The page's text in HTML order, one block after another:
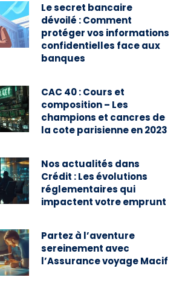
Le secret bancaire
dévoilé : Comment
protéger vos informations
confidentielles face aux
banques
CAC 40 : Cours et
composition – Les
champions et cancres de
la cote parisienne en 2023
Nos actualités dans
Crédit : Les évolutions
réglementaires qui
impactent votre emprunt
Partez à l’aventure
sereinement avec
l’Assurance voyage Macif